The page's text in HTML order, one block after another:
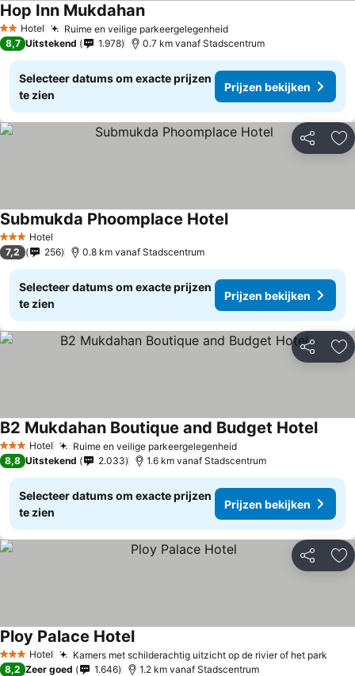
2 Sterren
Hotel Ruime en veilige parkeergelegenheid
Hop Inn Mukdahan
8,7 Uitstekend 1.978 0.7 km vanaf Stadscentrum
Selecteer datums om exacte prijzen
te zien
Prijzen bekijken
Delen
3 SterrenHotel
Submukda Phoomplace Hotel
7,2 256 0.8 km vanaf Stadscentrum
Selecteer datums om exacte prijzen
te zien
Prijzen bekijken
Delen
3 SterrenHotel Ruime en veilige parkeergelegenheid
B2 Mukdahan Boutique and Budget Hotel
8,8 Uitstekend 2.033 1.6 km vanaf Stadscentrum
Selecteer datums om exacte prijzen
te zien
Prijzen bekijken
Delen
3 SterrenHotel Kamers met schilderachtig uitzicht op de rivier of het park
Ploy Palace Hotel
8,2 Zeer goed 1.646 1.2 km vanaf Stadscentrum